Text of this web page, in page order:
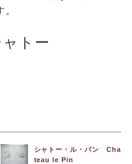
トー
シャトー・ル・パン Cha
teau le Pin